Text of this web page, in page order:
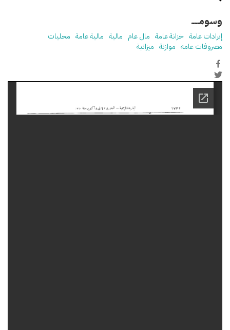
وسومـــــ
إيرادات عامة خزانة عامة مال عام مالية مالية عامة محليات
مصروفات عامة موازنة ميزانية